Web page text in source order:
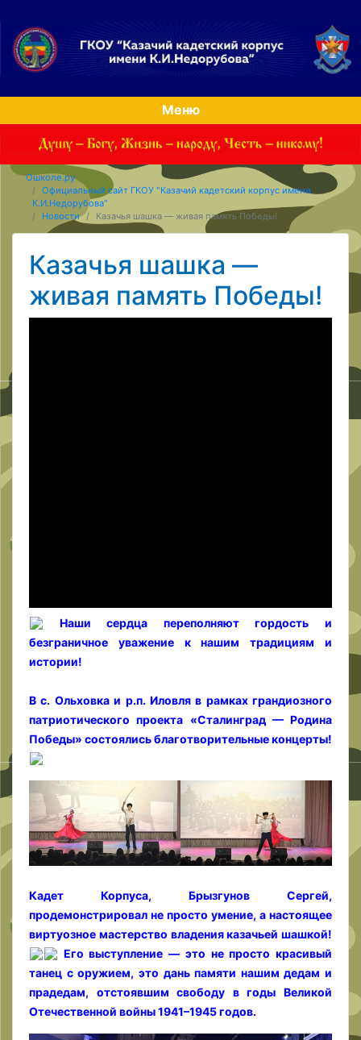
Меню
Ошколе.ру
Официальный сайт ГКОУ "Казачий кадетский корпус имени
К.И.Недорубова"
Новости
Казачья шашка — живая память Победы!
Казачья шашка —
живая память Победы!
Наши сердца переполняют гордость и
безграничное уважение к нашим традициям и
истории!
В с. Ольховка и р.п. Иловля в рамках грандиозного
патриотического проекта «Сталинград — Родина
Победы» состоялись благотворительные концерты!
Кадет Корпуса, Брызгунов Сергей,
продемонстрировал не просто умение, а настоящее
виртуозное мастерство владения казачьей шашкой!
Его выступление — это не просто красивый
танец с оружием, это дань памяти нашим дедам и
прадедам, отстоявшим свободу в годы Великой
Отечественной войны 1941–1945 годов.